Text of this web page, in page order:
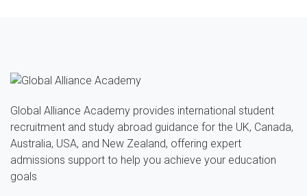
Global Alliance Academy provides international student
recruitment and study abroad guidance for the UK, Canada,
Australia, USA, and New Zealand, offering expert
admissions support to help you achieve your education
goals